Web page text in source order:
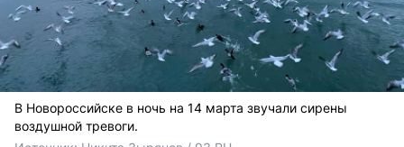
В Новороссийске в ночь на 14 марта звучали сирены
воздушной тревоги.